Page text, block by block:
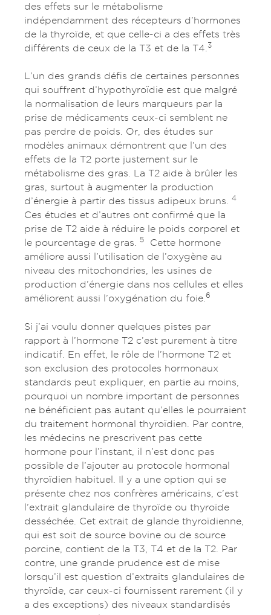
des effets sur le métabolisme
indépendamment des récepteurs d’hormones
de la thyroïde, et que celle-ci a des effets très
différents de ceux de la T3 et de la T4. 3
L’un des grands défis de certaines personnes
qui souffrent d’hypothyroïdie est que malgré
la normalisation de leurs marqueurs par la
prise de médicaments ceux-ci semblent ne
pas perdre de poids. Or, des études sur
modèles animaux démontrent que l’un des
effets de la T2 porte justement sur le
métabolisme des gras. La T2 aide à brûler les
gras, surtout à augmenter la production
d’énergie à partir des tissus adipeux bruns.
4
Ces études et d’autres ont confirmé que la
prise de T2 aide à réduire le poids corporel et
le pourcentage de gras.
5
Cette hormone
améliore aussi l’utilisation de l’oxygène au
niveau des mitochondries, les usines de
production d’énergie dans nos cellules et elles
améliorent aussi l’oxygénation du foie. 6
Si j’ai voulu donner quelques pistes par
rapport à l’hormone T2 c’est purement à titre
indicatif. En effet, le rôle de l’hormone T2 et
son exclusion des protocoles hormonaux
standards peut expliquer, en partie au moins,
pourquoi un nombre important de personnes
ne bénéficient pas autant qu’elles le pourraient
du traitement hormonal thyroïdien. Par contre,
les médecins ne prescrivent pas cette
hormone pour l’instant, il n’est donc pas
possible de l’ajouter au protocole hormonal
thyroïdien habituel. Il y a une option qui se
présente chez nos confrères américains, c’est
l’extrait glandulaire de thyroïde ou thyroïde
desséchée. Cet extrait de glande thyroïdienne,
qui est soit de source bovine ou de source
porcine, contient de la T3, T4 et de la T2. Par
contre, une grande prudence est de mise
lorsqu’il est question d’extraits glandulaires de
thyroïde, car ceux-ci fournissent rarement (il y
a des exceptions) des niveaux standardisés